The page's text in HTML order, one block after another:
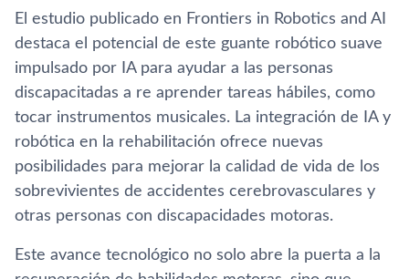
El estudio publicado en Frontiers in Robotics and AI
destaca el potencial de este guante robótico suave
impulsado por IA para ayudar a las personas
discapacitadas a re aprender tareas hábiles, como
tocar instrumentos musicales. La integración de IA y
robótica en la rehabilitación ofrece nuevas
posibilidades para mejorar la calidad de vida de los
sobrevivientes de accidentes cerebrovasculares y
otras personas con discapacidades motoras.
Este avance tecnológico no solo abre la puerta a la